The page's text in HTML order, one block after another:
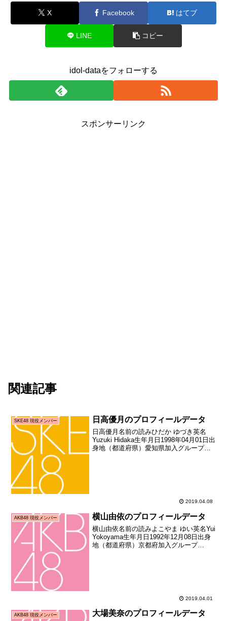
X Facebook はてブ
LINE コピー
idol-dataをフォローする
スポンサーリンク
関連記事
SKE48 現役メンバー 日高優月のプロフィールデータ
日高優月名前の読みひだか ゆづき英名
Yuzuki Hidaka生年月日1998年04月01日出
身地（都道府県）愛知県加入グループ
2019.04.08
AKB48 現役メンバー 横山由依のプロフィールデータ
横山由依名前の読みよこやま ゆい英名Yui
Yokoyama生年月日1992年12月08日出身
地（都道府県）京都府加入グループ
2019.04.01
AKB48 現役メンバー 大場美奈のプロフィールデータ